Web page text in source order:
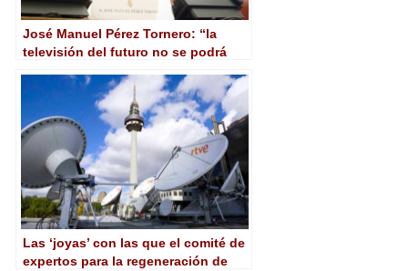
José Manuel Pérez Tornero: “la
televisión del futuro no se podrá
Las ‘joyas’ con las que el comité de
expertos para la regeneración de